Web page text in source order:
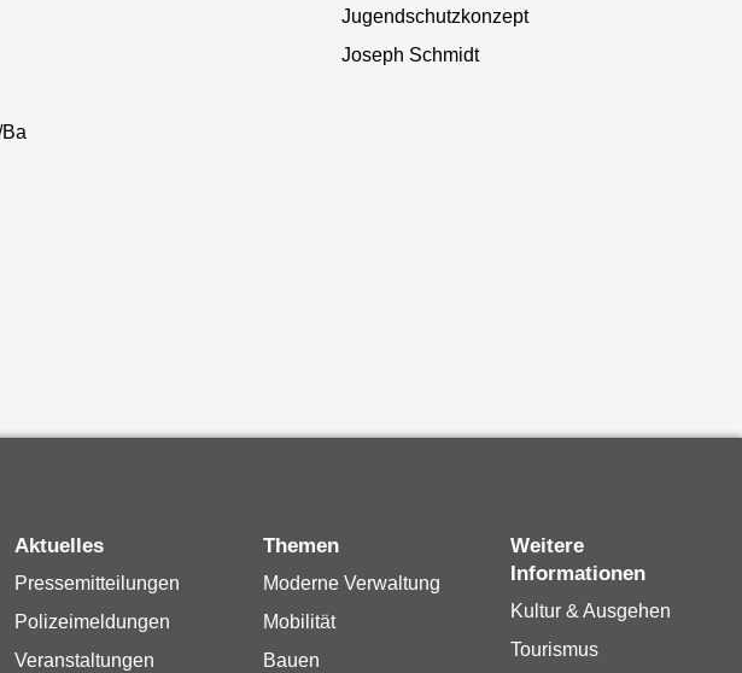
Jugendschutzkonzept
Joseph Schmidt
Aktuelles
Pressemitteilungen
Polizeimeldungen
Veranstaltungen
Themen
Moderne Verwaltung
Mobilität
Bauen
Weitere
Informationen
Kultur & Ausgehen
Tourismus